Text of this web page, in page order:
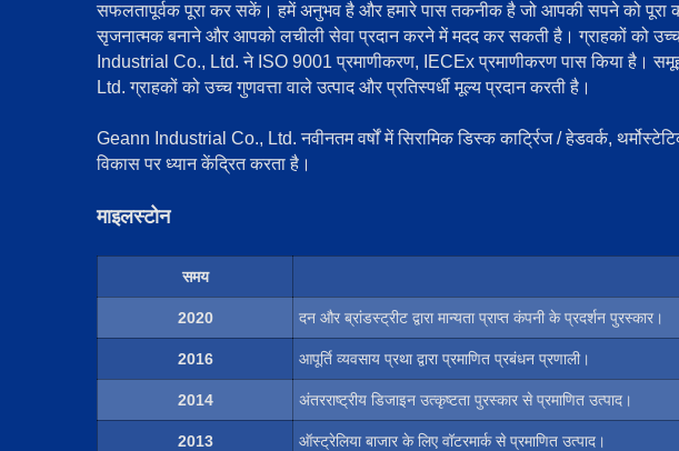
सफलतापूर्वक पूरा कर सकें। हमें अनुभव है और हमारे पास तकनीक है जो आपकी सपने को
सृजनात्मक बनाने और आपको लचीली सेवा प्रदान करने में मदद कर सकती है। ग्राहकों को उच्च
Industrial Co., Ltd. ने ISO 9001 प्रमाणीकरण, IECEx प्रमाणीकरण पास किया है।
Ltd. ग्राहकों को उच्च गुणवत्ता वाले उत्पाद और प्रतिस्पर्धी मूल्य प्रदान करती है।
Geann Industrial Co., Ltd. नवीनतम वर्षों में सिरामिक डिस्क कार्ट्रिज / हेडवर्क,
विकास पर ध्यान केंद्रित करता है।
माइलस्टोन
समय
2020 दन और ब्रांडस्ट्रीट द्वारा मान्यता प्राप्त कंपनी के प्रदर्शन पुरस्कार।
2016 आपूर्ति व्यवसाय प्रथा द्वारा प्रमाणित प्रबंधन प्रणाली।
2014 अंतरराष्ट्रीय डिजाइन उत्कृष्टता पुरस्कार से प्रमाणित उत्पाद।
2013 ऑस्ट्रेलिया बाजार के लिए वॉटरमार्क से प्रमाणित उत्पाद।